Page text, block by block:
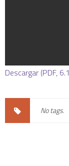
Descargar (PDF,
No tags.